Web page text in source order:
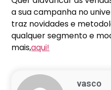
a sua campanha no
traz novidades e
qualquer segmento e
mais,aqui!
vasco